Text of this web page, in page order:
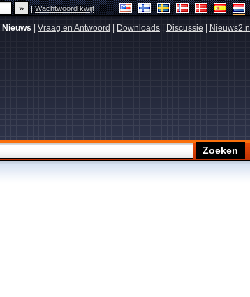
|Wachtwoord kwijt
Nieuws Vraag en Antwoord Downloads Discussie Nieuws2.nl